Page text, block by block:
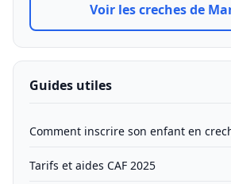
Voir les creches de
Guides utiles
Comment inscrire son enfant en
Tarifs et aides CAF 2025